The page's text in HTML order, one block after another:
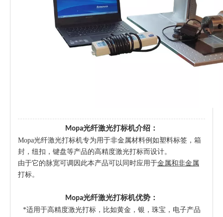
Mopa光纤激光打标机介绍：
Mopa光纤激光打标机专为用于非金属材料例如塑料标签，箱
封，纽扣，键盘等产品的高精度激光打标而设计。
由于它的脉宽可调因此本产品可以同时应用于金属和非金属
打标。
Mopa光纤激光打标机优势：
*适用于高精度激光打标，比如黄金，银，珠宝，电子产品